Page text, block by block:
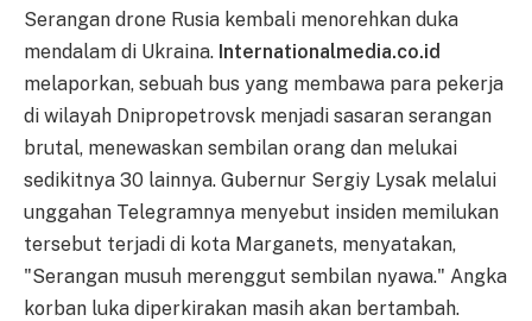
Serangan drone Rusia kembali menorehkan duka
mendalam di Ukraina. Internationalmedia.co.id
melaporkan, sebuah bus yang membawa para pekerja
di wilayah Dnipropetrovsk menjadi sasaran serangan
brutal, menewaskan sembilan orang dan melukai
sedikitnya 30 lainnya. Gubernur Sergiy Lysak melalui
unggahan Telegramnya menyebut insiden memilukan
tersebut terjadi di kota Marganets, menyatakan,
"Serangan musuh merenggut sembilan nyawa." Angka
korban luka diperkirakan masih akan bertambah.